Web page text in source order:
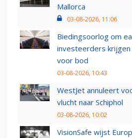
Mallorca
03-08-2026, 11:06
Biedingsoorlog om
investeerders
voor bod
03-08-2026, 10:43
WestJet annuleert
vlucht naar Schiphol
03-08-2026, 10:02
VisionSafe wijst